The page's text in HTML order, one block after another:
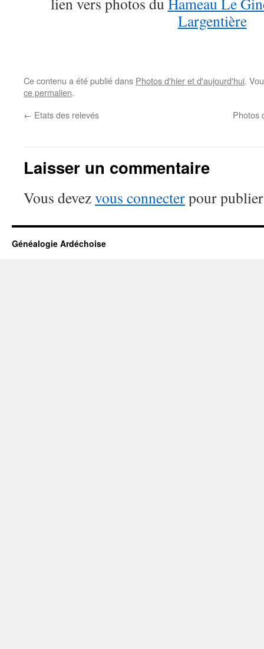
Largentière
Ce contenu a été publié dans Photos d'hier et d'aujourd'hui.
ce permalien.
← Etats des relevés Photos
Laisser un commentaire
Vous devezvous connecterpour
Généalogie Ardéchoise